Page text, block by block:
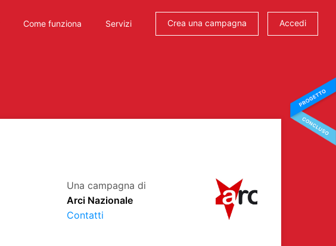
Come funziona Servizi Crea una campagna Accedi
Una campagna di
Arci Nazionale
Contatti